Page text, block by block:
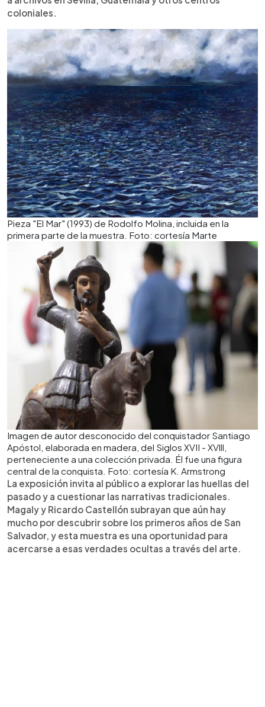
coloniales.
Pieza "El Mar" (1993) de Rodolfo Molina, incluida en la
primera parte de la muestra. Foto: cortesía Marte
Imagen de autor desconocido del conquistador Santiago
Apóstol, elaborada en madera, del Siglos XVII - XVlll,
perteneciente a una colección privada. Él fue una figura
central de la conquista. Foto: cortesía K. Armstrong
La exposición invita al público a explorar las huellas del
pasado y a cuestionar las narrativas tradicionales.
Magaly y Ricardo Castellón subrayan que aún hay
mucho por descubrir sobre los primeros años de San
Salvador, y esta muestra es una oportunidad para
acercarse a esas verdades ocultas a través del arte.